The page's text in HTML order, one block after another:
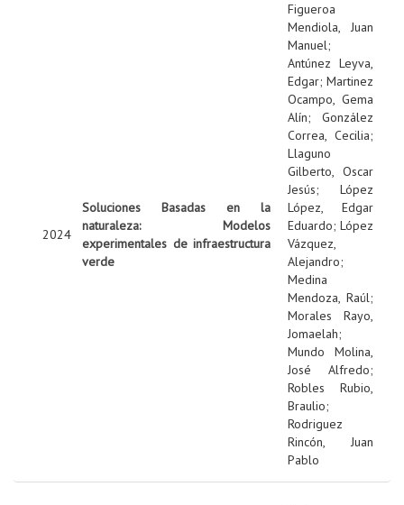
2024
Soluciones Basadas en la
naturaleza: Modelos
experimentales de infraestructura
verde
Figueroa
Mendiola, Juan
Manuel;
Antúnez Leyva,
Edgar; Martinez
Ocampo, Gema
Alín; González
Correa, Cecilia;
Llaguno
Gilberto, Oscar
Jesús; López
López, Edgar
Eduardo; López
Vázquez,
Alejandro;
Medina
Mendoza, Raúl;
Morales Rayo,
Jomaelah;
Mundo Molina,
José Alfredo;
Robles Rubio,
Braulio;
Rodriguez
Rincón, Juan
Pablo